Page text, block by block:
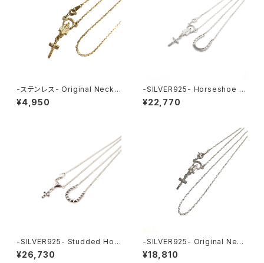
-ステンレス- Original Neckla
ce GOLD
¥4,950
-SILVER925- Horseshoe N
ecklace
¥22,770
-SILVER925- Studded Hor
seshoe Necklace
¥26,730
-SILVER925- Original Neck
lace
¥18,810